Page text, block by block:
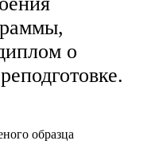
о
образца